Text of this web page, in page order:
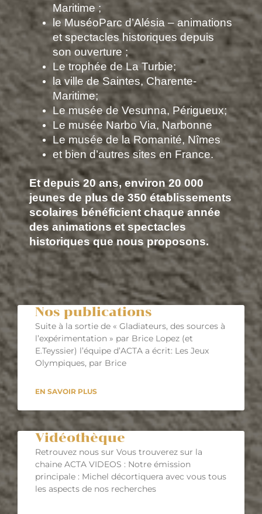
Maritime ;
le MuséoParc d’Alésia – animations
et spectacles historiques depuis
son ouverture ;
Le trophée de La Turbie;
la ville de Saintes, Charente-
Maritime;
Le musée de Vesunna, Périgueux;
Le musée Narbo Via, Narbonne
Le musée de la Romanité, Nîmes
et bien d’autres sites en France.
Et depuis 20 ans, environ 20 000
jeunes de plus de 350 établissements
scolaires bénéficient chaque année
des animations et spectacles
historiques que nous proposons.
Nos publications
Suite à la sortie de « Gladiateurs, des sources à
l’expérimentation » par Brice Lopez (et
E.Teyssier) l’équipe d’ACTA a écrit: Les Jeux
Olympiques, par Brice
EN SAVOIR PLUS
Vidéothèque
Retrouvez nous sur Vous trouverez sur la
chaine ACTA VIDEOS : Notre émission
principale : Michel décortiquera avec vous tous
les aspects de nos recherches